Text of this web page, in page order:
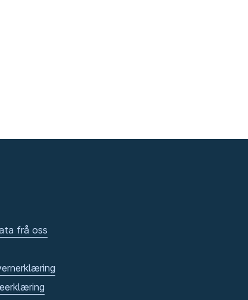
frå oss